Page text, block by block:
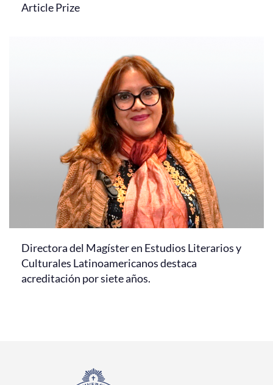
Article Prize
Directora del Magíster en Estudios Literarios y
Culturales Latinoamericanos destaca
acreditación por siete años.